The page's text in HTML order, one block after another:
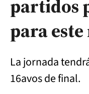
partidos
para
La jornada
16avos de final.